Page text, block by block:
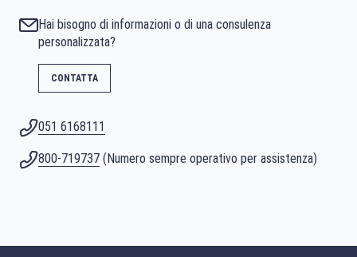
Hai bisogno di informazioni o di una consulenza
personalizzata?
CONTATTA
051 6168111
800-719737 (Numero sempre operativo per assistenza)